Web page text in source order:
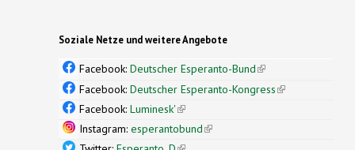
Soziale Netze und weitere Angebote
Facebook: Deutscher Esperanto-Bund(link is
external)
Facebook: Deutscher Esperanto-Kongress(link is
Facebook: Luminesk'(link is external)
Instagram: esperantobund(link is external)